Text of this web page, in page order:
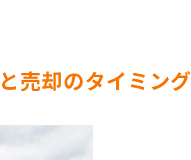
売却のタイミング